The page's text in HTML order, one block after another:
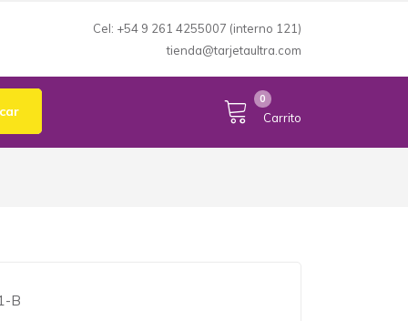
Cel: +54 9 261 4255007 (interno 121)
tienda@tarjetaultra.com
Carrito
0
B